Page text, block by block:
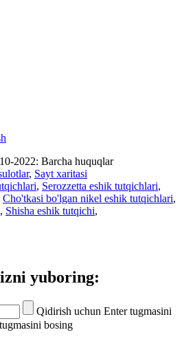
2022: Barcha huquqlar
, Sayt xaritasi
, Serozzetta eshik tutqichlari,
Cho'tkasi bo'lgan nikel eshik tutqichlari,
, Shisha eshik tutqichi,
yuboring:
Qidirish uchun Enter tugmasini
bosing